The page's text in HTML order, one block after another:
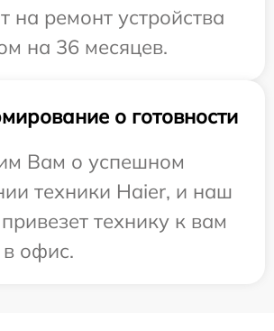
на ремонт устройства
на 36 месяцев.
о готовности
Вам о успешном
техники Haier, и наш
технику к вам
офис.